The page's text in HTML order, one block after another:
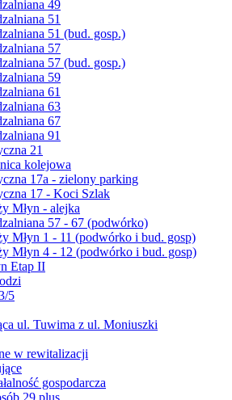
49
51
51 (bud. gosp.)
57
57 (bud. gosp.)
59
61
63
67
91
21
kolejowa
17a - zielony parking
17 - Koci Szlak
Młyn - alejka
57 - 67 (podwórko)
Młyn 1 - 11 (podwórko i bud. gosp)
Młyn 4 - 12 (podwórko i bud. gosp)
Etap II
5
ul. Tuwima z ul. Moniuszki
w rewitalizacji
gospodarcza
29 plus